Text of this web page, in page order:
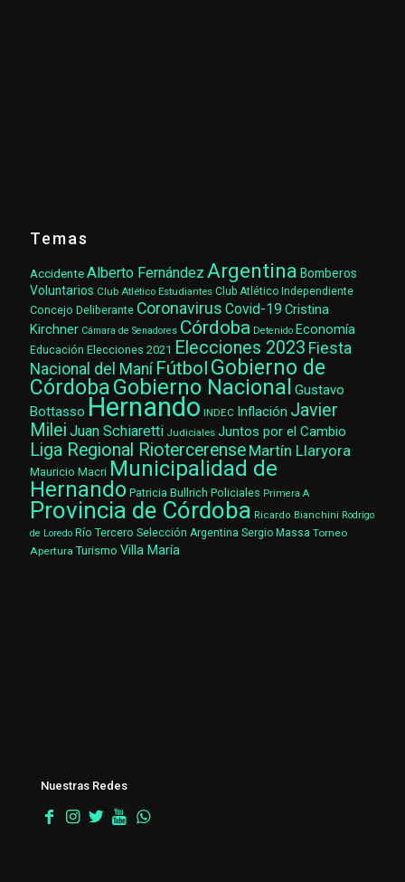
Temas
AccidenteAlberto Fernández Argentina Bomberos
Voluntarios Club Atlético Estudiantes Club Atlético Independiente
Concejo Deliberante Coronavirus Covid-19 Cristina
Kirchner Cámara de Senadores Córdoba Detenido Economía
Educación Elecciones 2021 Elecciones 2023 Fiesta
Nacional del Maní Fútbol Gobierno de
CórdobaGobierno Nacional Gustavo
Bottasso Hernando INDEC Inflación Javier
Milei Juan Schiaretti Judiciales Juntos por el Cambio
Liga Regional Riotercerense Martín Llaryora
Mauricio Macri Municipalidad de
Hernando Patricia Bullrich Policiales Primera A
Provincia de Córdoba Ricardo Bianchini Rodrigo
de Loredo Río Tercero Selección Argentina Sergio Massa Torneo
Apertura Turismo Villa María
Nuestras Redes